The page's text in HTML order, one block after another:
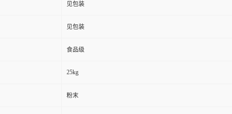
见包装
见包装
食品级
25kg
粉末